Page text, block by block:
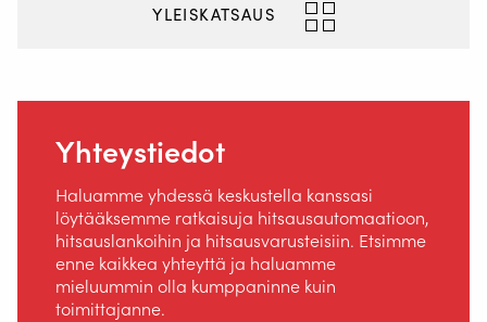
YLEISKATSAUS
Yhteystiedot
Haluamme yhdessä keskustella kanssasi
löytääksemme ratkaisuja hitsausautomaatioon,
hitsauslankoihin ja hitsausvarusteisiin. Etsimme
enne kaikkea yhteyttä ja haluamme
mieluummin olla kumppaninne kuin
toimittajanne.